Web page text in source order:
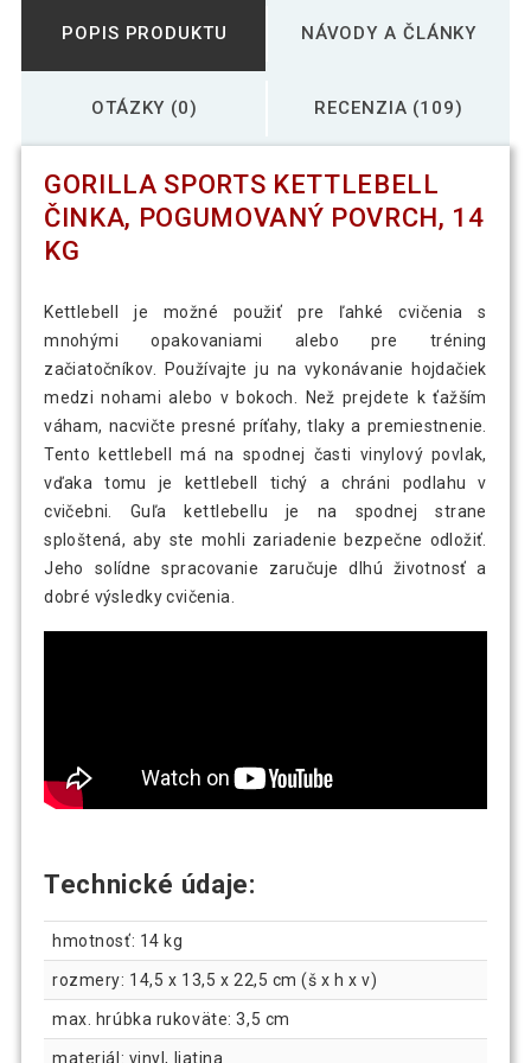
POPIS PRODUKTU NÁVODY A ČLÁNKY
OTÁZKY (0) RECENZIA (109)
GORILLA SPORTS KETTLEBELL
ČINKA, POGUMOVANÝ POVRCH, 14
KG
Kettlebell je možné použiť pre ľahké cvičenia s
mnohými opakovaniami alebo pre tréning
začiatočníkov. Používajte ju na vykonávanie hojdačiek
medzi nohami alebo v bokoch. Než prejdete k ťažším
váham, nacvičte presné príťahy, tlaky a premiestnenie.
Tento kettlebell má na spodnej časti vinylový povlak,
vďaka tomu je kettlebell tichý a chráni podlahu v
cvičebni. Guľa kettlebellu je na spodnej strane
sploštená, aby ste mohli zariadenie bezpečne odložiť.
Jeho solídne spracovanie zaručuje dlhú životnosť a
dobré výsledky cvičenia.
Technické údaje:
hmotnosť: 14 kg
rozmery: 14,5 x 13,5 x 22,5 cm (š x h x v)
max. hrúbka rukoväte: 3,5 cm
materiál: vinyl, liatina